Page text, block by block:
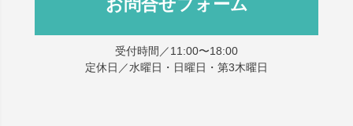
お問合せフォーム
受付時間／11:00〜18:00
定休日／水曜日・日曜日・第3木曜日